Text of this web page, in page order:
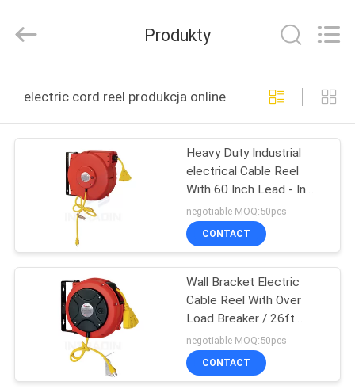
PRODUKTY
NAS
WYCIECZKA
FABRYCE
Reserved.
Produkty
electric cord reel produkcja online
Heavy Duty Industrial
electrical Cable Reel
With 60 Inch Lead - In
Cord , Electric Cord Reel
negotiable MOQ:50pcs
CONTACT
Wall Bracket Electric
Cable Reel With Over
Load Breaker / 26ft
Electrical Cord Reels
negotiable MOQ:50pcs
CONTACT